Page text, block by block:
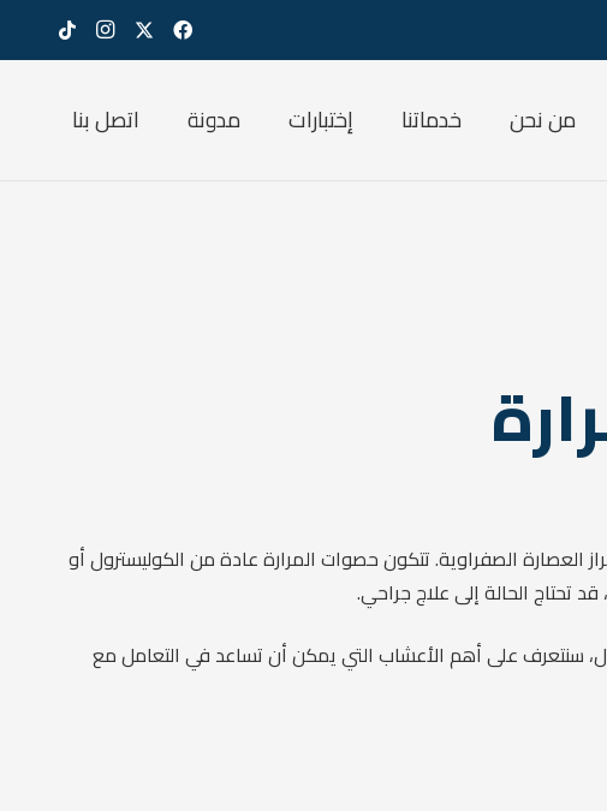
من نحن خدماتنا إختبارات مدونة اتصل بنا
الصفراوية. تتكون حصوات المرارة عادة من الكوليسترول أو
تحتاج الحالة إلى علاج جراحي.
سنتعرف على أهم الأعشاب التي يمكن أن تساعد في التعامل مع